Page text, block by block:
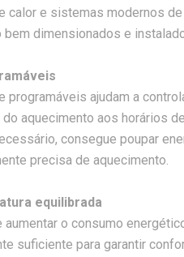
calor e sistemas modernos
bem dimensionados e
ajudam a
aquecimento aos horários
consegue poupar
precisa de aquecimento.
equilibrada
o consumo
suficiente para garantir